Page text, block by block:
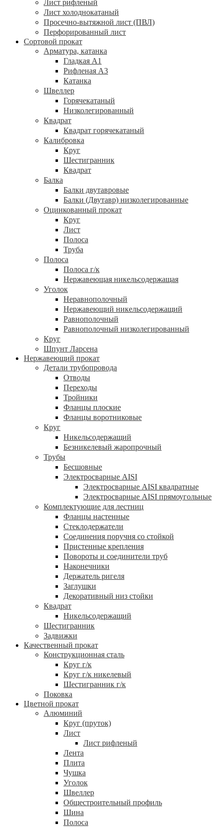
Лист рифленый
Лист холоднокатаный
Просечно-вытяжной лист (ПВЛ)
Перфорированный лист
Сортовой прокат
Арматура, катанка
Гладкая А1
Рифленая А3
Катанка
Швеллер
Горячекатаный
Низколегированный
Квадрат
Квадрат горячекатаный
Калибровка
Круг
Шестигранник
Квадрат
Балка
Балки двутавровые
Балки (Двутавр) низколегированные
Оцинкованный прокат
Круг
Лист
Полоса
Труба
Полоса
Полоса г/к
Нержавеющая никельсодержащая
Уголок
Неравнополочный
Нержавеющий никельсодержащий
Равнополочный
Равнополочный низколегированный
Круг
Шпунт Ларсена
Нержавеющий прокат
Детали трубопровода
Отводы
Переходы
Тройники
Фланцы плоские
Фланцы воротниковые
Круг
Никельсодержащий
Безникелевый жаропрочный
Трубы
Бесшовные
Электросварные AISI
Электросварные AISI квадратные
Электросварные AISI прямоугольные
Комплектующие для лестниц
Фланцы настенные
Стеклодержатели
Соединения поручня со стойкой
Пристенные крепления
Повороты и соединители труб
Наконечники
Держатель ригеля
Заглушки
Декоративный низ стойки
Квадрат
Никельсодержащий
Шестигранник
Задвижки
Качественный прокат
Конструкционная сталь
Круг г/к
Круг г/к никелевый
Шестигранник г/к
Поковка
Цветной прокат
Алюминий
Круг (пруток)
Лист
Лист рифленый
Лента
Плита
Чушка
Уголок
Швеллер
Общестроительный профиль
Шина
Полоса